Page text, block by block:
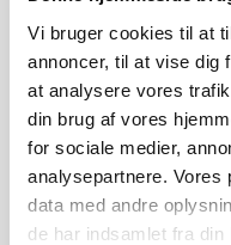
Vi bruger cookies til at
annoncer, til at vise dig
at analysere vores
din brug af vores
for sociale medier,
analysepartnere. Vores
data med andre
de har indsamlet fra din